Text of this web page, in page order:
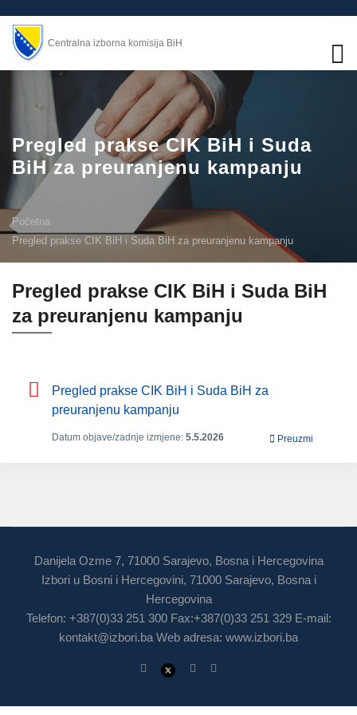
Centralna izborna komisija BiH
Pregled prakse CIK BiH i Suda
BiH za preuranjenu kampanju
Početna
Pregled prakse CIK BiH i Suda BiH za preuranjenu kampanju
Pregled prakse CIK BiH i Suda BiH
za preuranjenu kampanju
Pregled prakse CIK BiH i Suda BiH za
preuranjenu kampanju
Datum objave/zadnje izmjene: 5.5.2026 Preuzmi
Danijela Ozme 7, 71000 Sarajevo, Bosna i Hercegovina
Izbori u Bosni i Hercegovini, 71000 Sarajevo, Bosna i
Hercegovina
Telefon: +387(0)33 251 300 Fax:+387(0)33 251 329 E-mail:
kontakt@izbori.ba Web adresa: www.izbori.ba